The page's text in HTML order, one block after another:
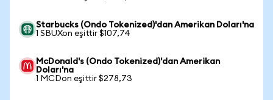
Starbucks (Ondo Tokenized)'dan Amerikan Doları'na
1 SBUXon eşittir $107,74
McDonald's (Ondo Tokenized)'dan Amerikan
Doları'na
1 MCDon eşittir $278,73